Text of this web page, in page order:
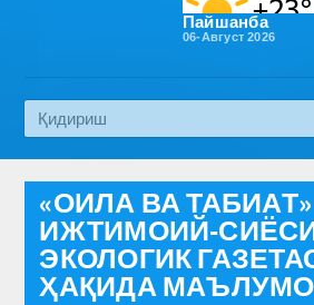
Эко медиа
Пайшанба
06-Август 2026
«ОИЛА ВА ТАБИАТ»
ИЖТИМОИЙ-
ЭКОЛОГИК
ҲАҚИДА